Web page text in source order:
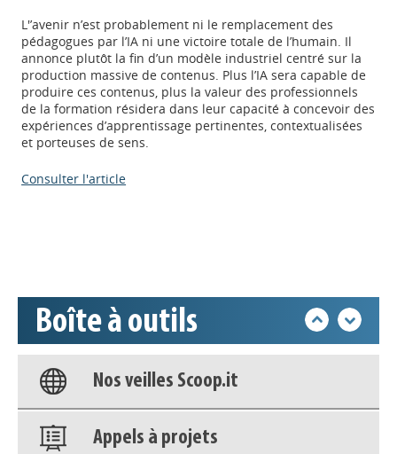
L'’avenir n’est probablement ni le remplacement des
pédagogues par l’IA ni une victoire totale de l’humain. Il
annonce plutôt la fin d’un modèle industriel centré sur la
production massive de contenus. Plus l’IA sera capable de
produire ces contenus, plus la valeur des professionnels
de la formation résidera dans leur capacité à concevoir des
expériences d’apprentissage pertinentes, contextualisées
et porteuses de sens.
Consulter l'article
Boîte à outils
Appels à projets
Base documentaire
Nos veilles Scoop.it
Appels à projets